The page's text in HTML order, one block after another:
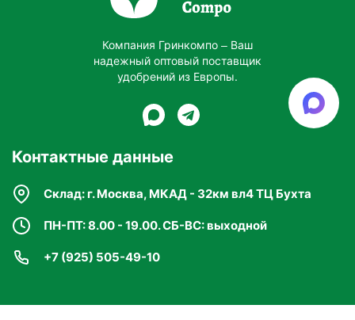
Компания Гринкомпо – Ваш
надежный оптовый поставщик
удобрений из Европы.
Контактные данные
Склад: г. Москва, МКАД - 32км вл4 ТЦ Бухта
ПН-ПТ: 8.00 - 19.00. СБ-ВС: выходной
+7 (925) 505-49-10